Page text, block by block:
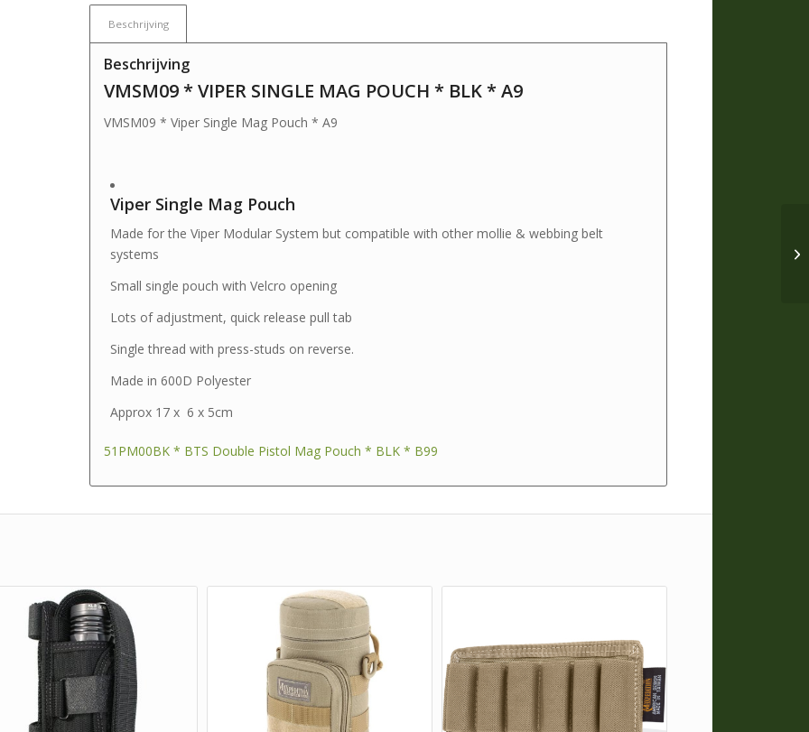
Beschrijving
Beschrijving
VMSM09 * VIPER SINGLE MAG POUCH * BLK * A9
VMSM09 * Viper Single Mag Pouch * A9
Viper Single Mag Pouch
Made for the Viper Modular System but compatible with other mollie & webbing belt
systems
Small single pouch with Velcro opening
Lots of adjustment, quick release pull tab
Single thread with press-studs on reverse.
Made in 600D Polyester
Approx 17 x 6 x 5cm
51PM00BK * BTS Double Pistol Mag Pouch * BLK * B99